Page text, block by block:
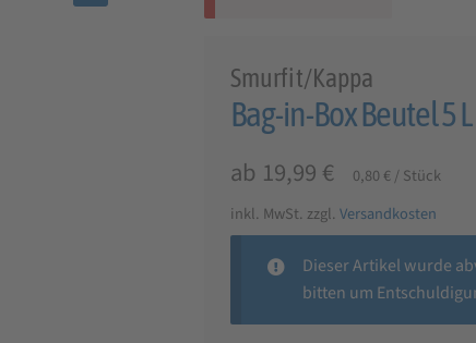
Smurfit/Kappa
Bag-in-Box Beutel 5 L
ab 19,99 € 0,80 € /Stück
inkl. MwSt. zzgl. Versandkosten
Dieser Artikel wurde
bitten um